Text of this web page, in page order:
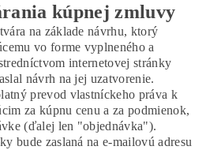
kúpnej zmluvy
na základe návrhu, ktorý
vo forme vyplneného a
internetovej stránky
návrh na jej uzatvorenie.
prevod vlastníckeho práva k
za kúpnu cenu a za podmienok,
(ďalej len "objednávka").
bude zaslaná na e-mailovú adresu